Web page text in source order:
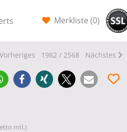
Merkliste (0)
Vorheriges 1982 / 2568 Nächstes
mtl.)